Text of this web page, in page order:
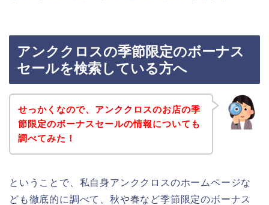
アンククロスの季節限定のボーナス
セールを検索している方へ
せっかくなので、アンククロスのお店の季
節限定のボーナスセールの情報についても
調べてみた！
ということで、私自身アンククロスのホームページな
ども徹底的に調べて、秋や春など季節限定のボーナス